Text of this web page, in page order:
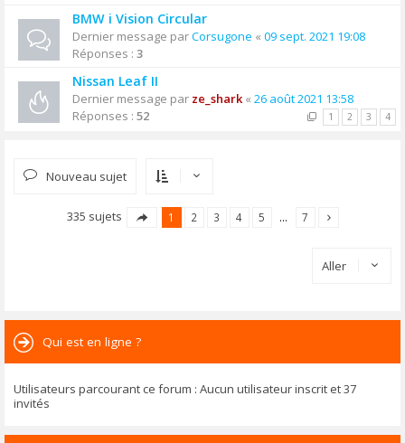
BMW i Vision Circular
Dernier message parCorsugone « 09 sept. 2021 19:08
Réponses : 3
Nissan Leaf II
Dernier message par ze_shark« 26 août 2021 13:58
Réponses : 52 1 2 3 4
Nouveau sujet
335 sujets 1 2 3 4 5 … 7
Aller
Qui est en ligne ?
Utilisateurs parcourant ce forum : Aucun utilisateur inscrit et 37
invités